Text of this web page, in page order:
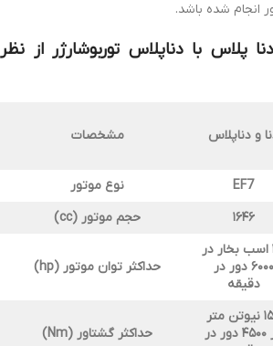
انجام شده باشد.
پلاس با دناپلاس توربوشارژر از نظر
و دناپلاس مشخصات
EF7
نوع موتور
۱۶۴۶ حجم موتور (cc)
۱۱۵ اسب بخار در
۶۰۰۰ دور در
دقیقه
حداکثر توان موتور (hp)
۱۵۷ نیوتن متر
در ۴۵۰۰ دور در
حداکثر گشتاور (Nm)